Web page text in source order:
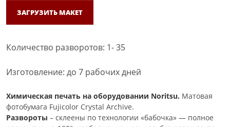
ЗАГРУЗИТЬ МАКЕТ
Количество разворотов: 1- 35
Изготовление: до 7 рабочих дней
Химическая печать на оборудовании Noritsu. Матовая
фотобумага Fujicolor Crystal Archive.
Развороты – склеены по технологии «бабочка» — полное